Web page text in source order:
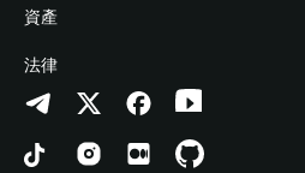
幫助中心
‌聯繫我們
品牌資源
工作機會
Crypto Swap API
Altcoin Season Index
Prediction Markets
DApp
Bitget Wallet Pay
合作上架
安全防護技術
快捷買幣
授權檢測
合約檢測
批次轉帳
資產
Arbitrum
Avalanche
Bitcoin
法律
隱私協議
用戶使用協議